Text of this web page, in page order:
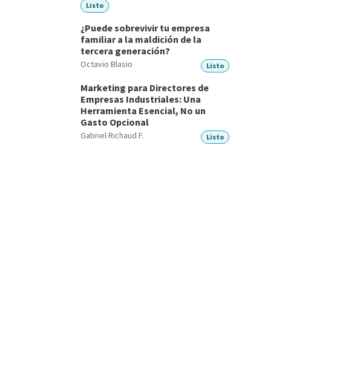
Listo
¿Puede sobrevivir tu empresa
familiar a la maldición de la
tercera generación?
Octavio Blasio Listo
Marketing para Directores de
Empresas Industriales: Una
Herramienta Esencial, No un
Gasto Opcional
Gabriel Richaud F. Listo